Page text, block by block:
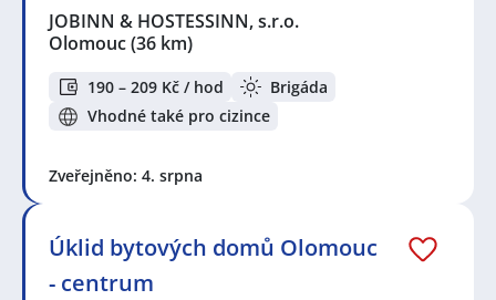
JOBINN & HOSTESSINN, s.r.o.
Olomouc(36 km)
190 – 209 Kč / hod
Brigáda
Vhodné také pro cizince
Zveřejněno: 4. srpna
Úklid bytových domů Olomouc
- centrum